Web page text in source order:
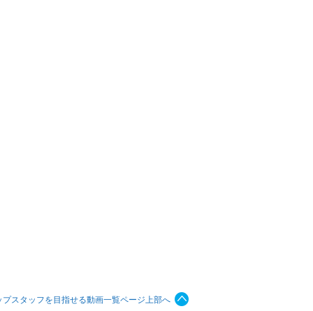
プスタッフを目指せる動画一覧ページ上部へ